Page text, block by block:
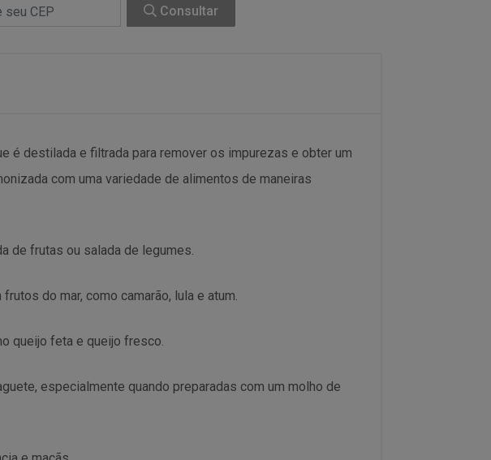
Consultar
é destilada e filtrada para remover os impurezas e obter um
com uma variedade de alimentos de maneiras
de frutas ou salada de legumes.
do mar, como camarão, lula e atum.
queijo feta e queijo fresco.
especialmente quando preparadas com um molho de